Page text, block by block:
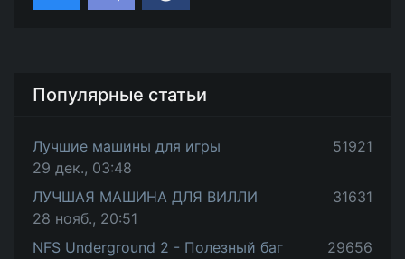
Популярные статьи
Лучшие машины для игры
29 дек., 03:48
51921
ЛУЧШАЯ МАШИНА ДЛЯ ВИЛЛИ
28 нояб., 20:51
31631
NFS Underground 2 - Полезный баг
29656